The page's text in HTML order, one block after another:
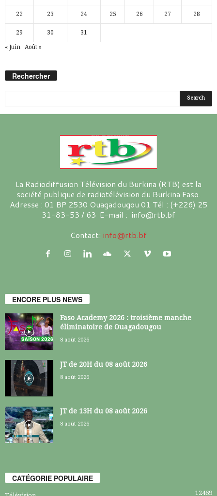
22 23 24 25 26 27 28
29 30 31
« Juin Août »
Rechercher
La Radiodiffusion Télévision du Burkina (RTB) est la
société publique de radiotélévision du Burkina Faso.
Adresse : 01 BP 2530 Ouagadougou 01 Tél : (+226) 25
31-83-53 / 63 E-mail : info@rtb.bf
Contact: info@rtb.bf
ENCORE PLUS NEWS
Faso Academy 2026 : troisième manche
éliminatoire de Ouagadougou
8 août 2026
JT de 20H du 08 août 2026
8 août 2026
JT de 13H du 08 août 2026
8 août 2026
CATÉGORIE POPULAIRE
12469